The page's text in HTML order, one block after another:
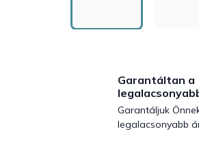
Garantáltan a
Garantáljuk
legalacsonyabb